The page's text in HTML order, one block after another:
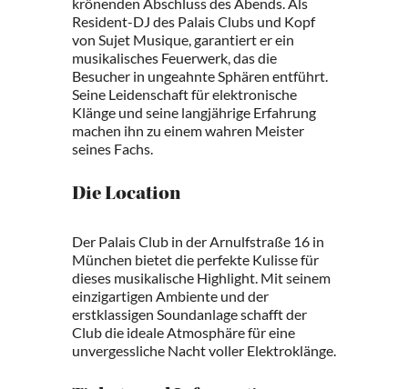
Resident-DJ des Palais Clubs und Kopf
von Sujet Musique, garantiert er ein
musikalisches Feuerwerk, das die
Besucher in ungeahnte Sphären entführt.
Seine Leidenschaft für elektronische
Klänge und seine langjährige Erfahrung
machen ihn zu einem wahren Meister
seines Fachs.
Die Location
Der Palais Club in der Arnulfstraße 16 in
München bietet die perfekte Kulisse für
dieses musikalische Highlight. Mit seinem
einzigartigen Ambiente und der
erstklassigen Soundanlage schafft der
Club die ideale Atmosphäre für eine
unvergessliche Nacht voller Elektroklänge.